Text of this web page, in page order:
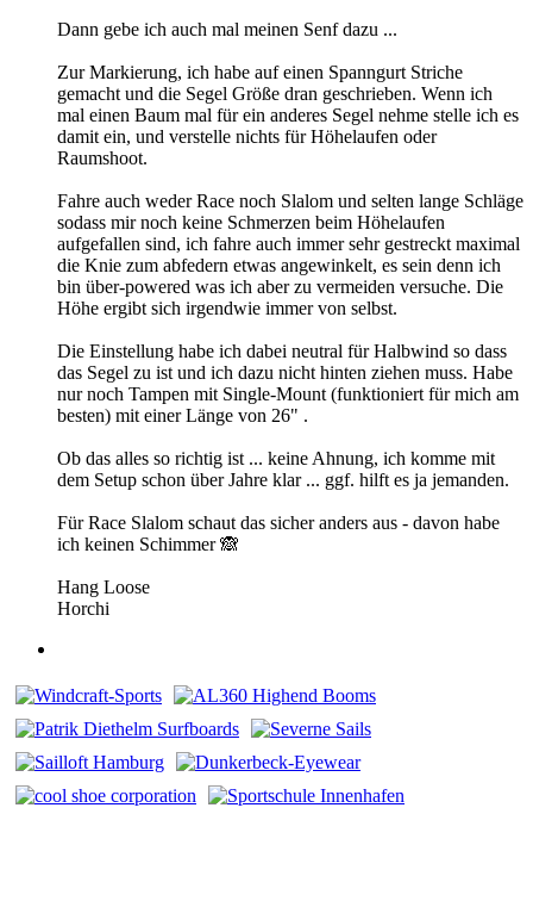
Dann gebe ich auch mal meinen Senf dazu ...
Zur Markierung, ich habe auf einen Spanngurt Striche
gemacht und die Segel Größe dran geschrieben. Wenn ich
mal einen Baum mal für ein anderes Segel nehme stelle ich es
damit ein, und verstelle nichts für Höhelaufen oder
Raumshoot.
Fahre auch weder Race noch Slalom und selten lange Schläge
sodass mir noch keine Schmerzen beim Höhelaufen
aufgefallen sind, ich fahre auch immer sehr gestreckt maximal
die Knie zum abfedern etwas angewinkelt, es sein denn ich
bin über-powered was ich aber zu vermeiden versuche. Die
Höhe ergibt sich irgendwie immer von selbst.
Die Einstellung habe ich dabei neutral für Halbwind so dass
das Segel zu ist und ich dazu nicht hinten ziehen muss. Habe
nur noch Tampen mit Single-Mount (funktioniert für mich am
besten) mit einer Länge von 26" .
Ob das alles so richtig ist ... keine Ahnung, ich komme mit
dem Setup schon über Jahre klar ... ggf. hilft es ja jemanden.
Für Race Slalom schaut das sicher anders aus - davon habe
ich keinen Schimmer 🙈
Hang Loose
Horchi